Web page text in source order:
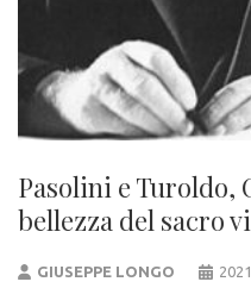
Pasolini e Turoldo,
bellezza del sacro
GIUSEPPE LONGO